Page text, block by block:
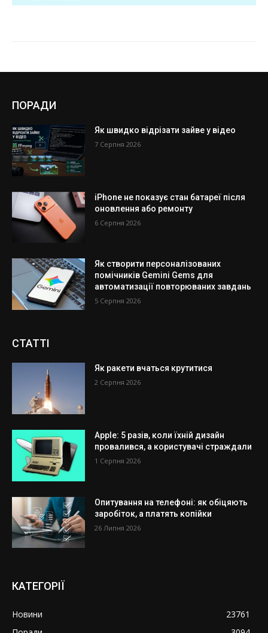
ПОРАДИ
Як швидко відрізати зайве у відео
7 Серпня 2026
iPhone не показує стан батареї після
оновлення або ремонту
6 Серпня 2026
Як створити персоналізованих
помічників Gemini Gems для
автоматизації повторюваних завдань
5 Серпня 2026
СТАТТІ
Як ракети вчаться крутитися
2 Серпня 2026
Apple: 5 разів, коли їхній дизайн
провалився, а користувачі страждали
1 Серпня 2026
Опитування на телефоні: як обіцяють
заробіток, а платять копійки
26 Липня 2026
КАТЕГОРІЇ
Новини
23761